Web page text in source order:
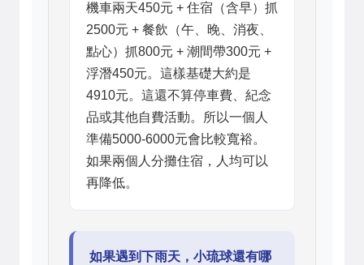
機車兩天450元 + 住宿（含早）抓
2500元 + 餐飲（午、晚、消夜、
點心）抓800元 + 潮間帶300元 +
浮潛450元。這樣基礎大約是
4910元。這還不算停車費、紀念
品或其他自費活動。所以一個人
準備5000-6000元會比較寬裕。
如果兩個人分攤住宿，人均可以
再降低。
如果遇到下雨天，小琉球還有哪